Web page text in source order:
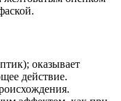
оказывает
действие.